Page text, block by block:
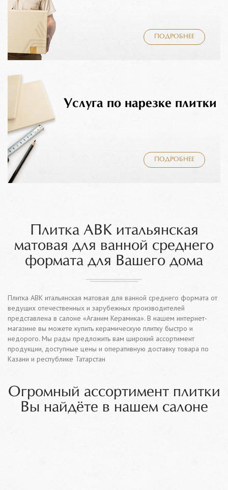
ПОДРОБНЕЕ
Услуга по нарезке плитки
ПОДРОБНЕЕ
Плитка ABK итальянская
матовая для ванной среднего
формата для Вашего дома
Плитка ABK итальянская матовая для ванной среднего формата от
ведущих отечественных и зарубежных производителей
представлена в салоне «Аганим Керамика». В нашем интернет-
магазине вы можете купить керамическую плитку быстро и
недорого. Мы рады предложить вам широкий ассортимент
продукции, доступные цены и оперативную доставку товара по
Казани и республике Татарстан
Огромный ассортимент плитки
Вы найдёте в нашем салоне